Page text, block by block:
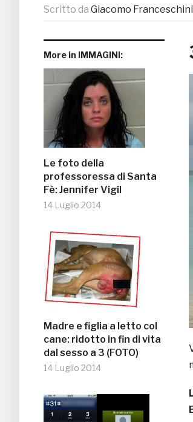
Scritto da Giacomo Franceschini
More in IMMAGINI:
Le foto della
professoressa di Santa
Fè: Jennifer Vigil
14 Luglio 2014
Madre e figlia a letto col
cane: ridotto in fin di vita
dal sesso a 3 (FOTO)
14 Luglio 2014